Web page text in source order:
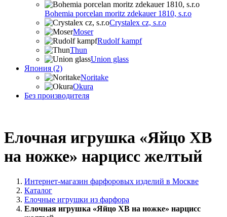
Bohemia porcelan moritz zdekauer 1810, s.r.o
Crystalex cz, s.r.o
Moser
Rudolf kampf
Thun
Union glass
Япония (2)
Noritake
Okura
Без производителя
Елочная игрушка «Яйцо ХВ
на ножке» нарцисс желтый
Интернет-магазин фарфоровых изделий в Москве
Каталог
Елочные игрушки из фарфора
Елочная игрушка «Яйцо ХВ на ножке» нарцисс